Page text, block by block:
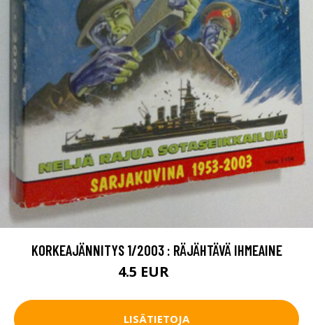
KORKEAJÄNNITYS 1/2003 : RÄJÄHTÄVÄ IHMEAINE
4.5 EUR
LISÄTIETOJA